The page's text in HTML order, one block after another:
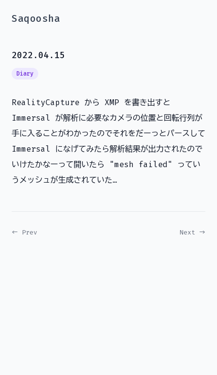
Saqoosha
2022.04.15
Diary
RealityCapture から XMP を書き出すと
Immersal が解析に必要なカメラの位置と回転行列が
手に入ることがわかったのでそれをだーっとパースして
Immersal になげてみたら解析結果が出力されたので
いけたかなーって開いたら "mesh failed" ってい
うメッシュが生成されていた…
← Prev Next →